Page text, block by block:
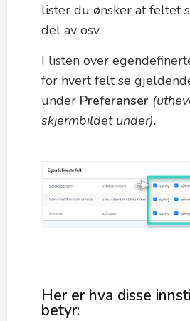
lister du ønsker at feltet
del av osv.
I listen over
for hvert felt se
under Preferanser
skjermbildet under).
Her er hva disse
betyr: